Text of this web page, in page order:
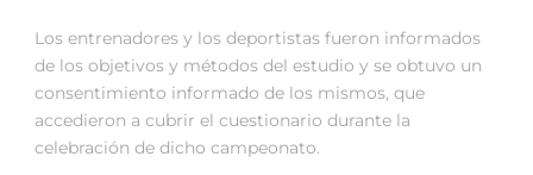
Los entrenadores y los deportistas fueron informados
de los objetivos y métodos del estudio y se obtuvo un
consentimiento informado de los mismos, que
accedieron a cubrir el cuestionario durante la
celebración de dicho campeonato.